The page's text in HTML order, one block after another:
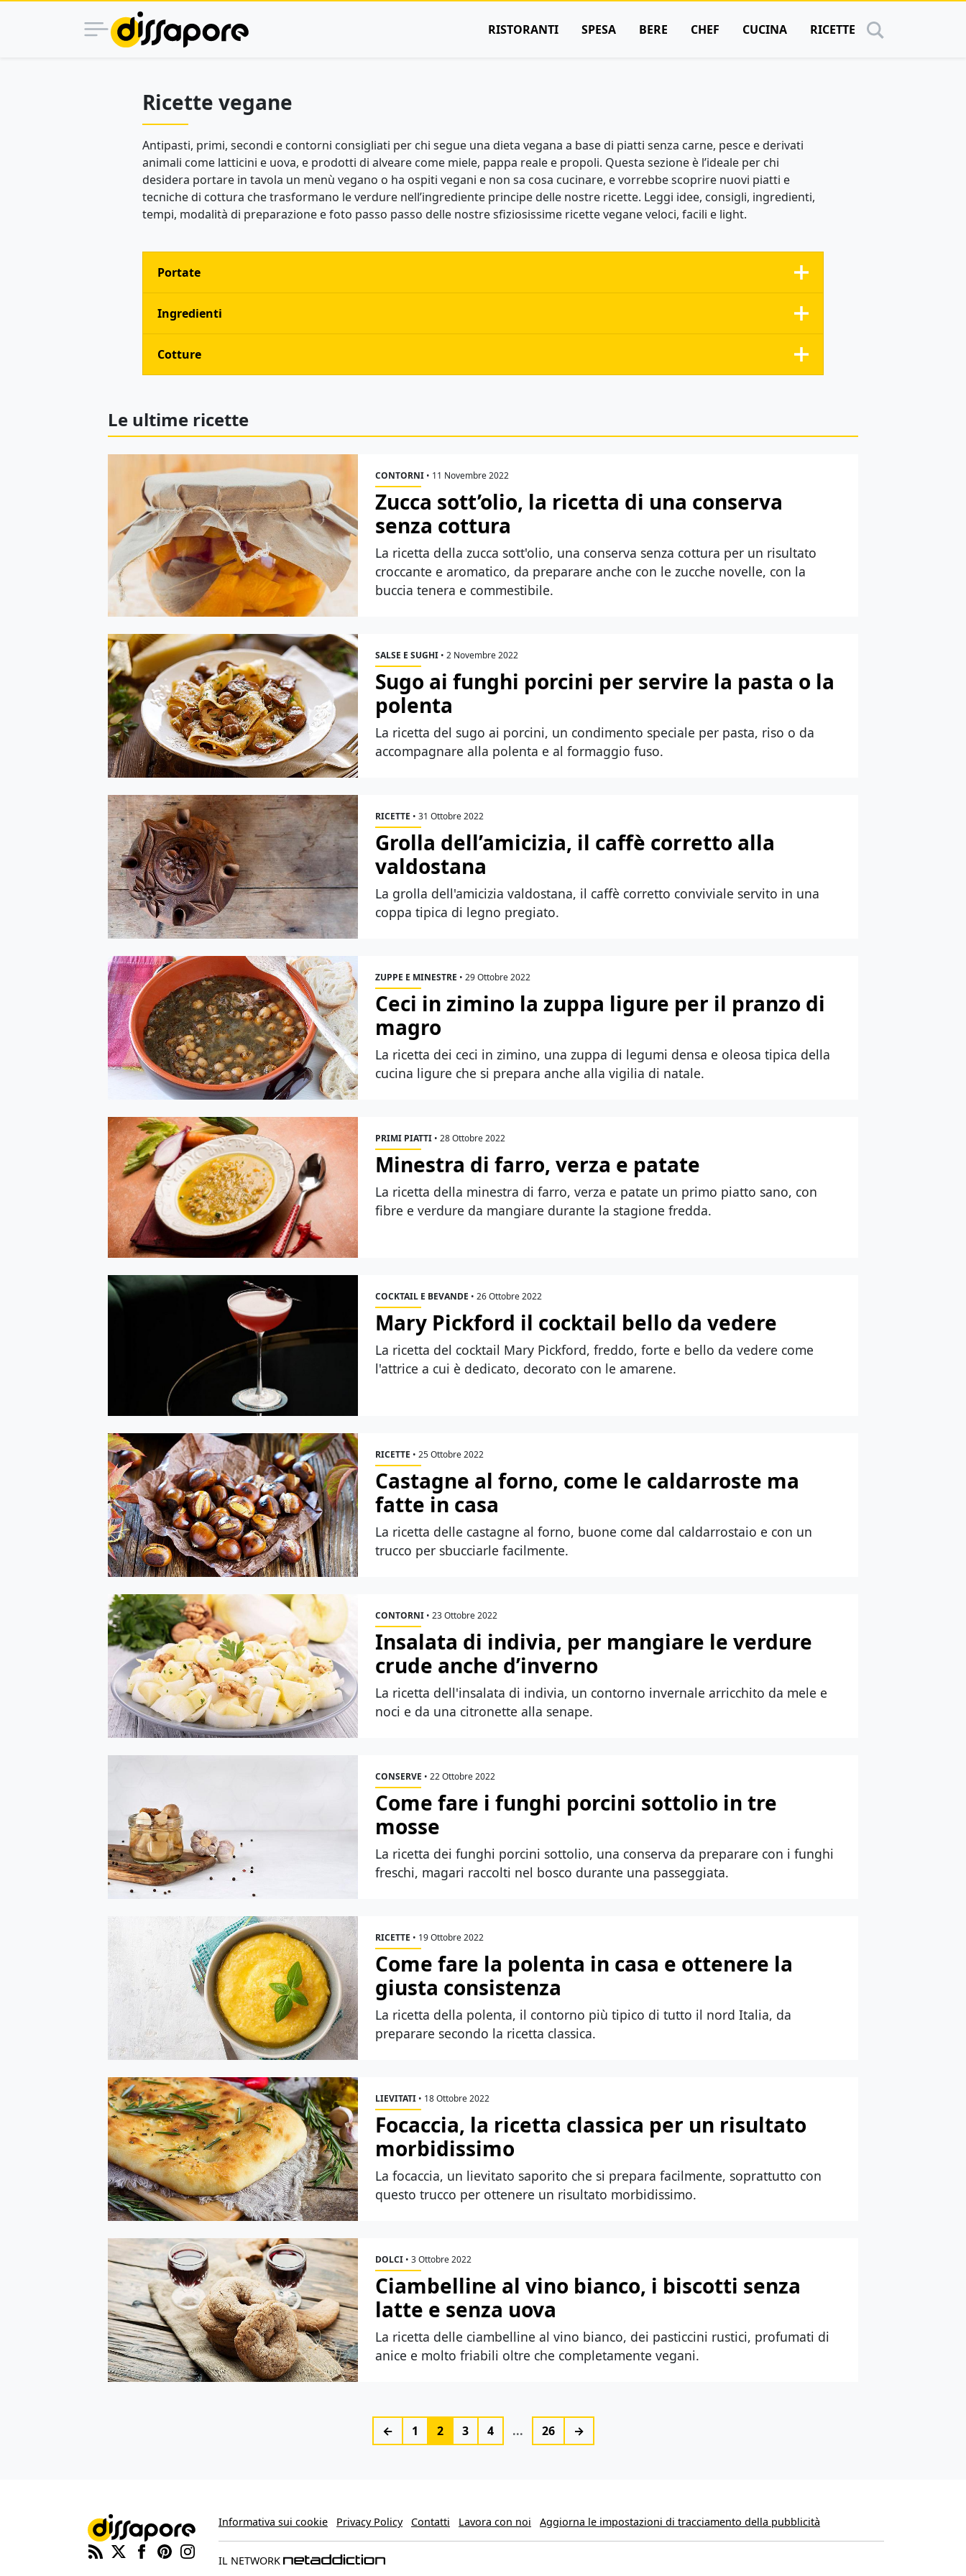
RISTORANTI SPESA BERE CHEF CUCINA RICETTE
Ricette vegane
Antipasti, primi, secondi e contorni consigliati per chi segue una dieta vegana a base di piatti senza carne, pesce e derivati
animali come latticini e uova, e prodotti di alveare come miele, pappa reale e propoli. Questa sezione è l’ideale per chi
desidera portare in tavola un menù vegano o ha ospiti vegani e non sa cosa cucinare, e vorrebbe scoprire nuovi piatti e
tecniche di cottura che trasformano le verdure nell’ingrediente principe delle nostre ricette. Leggi idee, consigli, ingredienti,
tempi, modalità di preparazione e foto passo passo delle nostre sfiziosissime ricette vegane veloci, facili e light.
Portate
Ingredienti
Cotture
Le ultime ricette
CONTORNI • 11 Novembre 2022
Zucca sott’olio, la ricetta di una conserva
senza cottura
La ricetta della zucca sott'olio, una conserva senza cottura per un risultato
croccante e aromatico, da preparare anche con le zucche novelle, con la
buccia tenera e commestibile.
SALSE E SUGHI • 2 Novembre 2022
Sugo ai funghi porcini per servire la pasta o la
polenta
La ricetta del sugo ai porcini, un condimento speciale per pasta, riso o da
accompagnare alla polenta e al formaggio fuso.
RICETTE • 31 Ottobre 2022
Grolla dell’amicizia, il caffè corretto alla
valdostana
La grolla dell'amicizia valdostana, il caffè corretto conviviale servito in una
coppa tipica di legno pregiato.
ZUPPE E MINESTRE • 29 Ottobre 2022
Ceci in zimino la zuppa ligure per il pranzo di
magro
La ricetta dei ceci in zimino, una zuppa di legumi densa e oleosa tipica della
cucina ligure che si prepara anche alla vigilia di natale.
PRIMI PIATTI • 28 Ottobre 2022
Minestra di farro, verza e patate
La ricetta della minestra di farro, verza e patate un primo piatto sano, con
fibre e verdure da mangiare durante la stagione fredda.
COCKTAIL E BEVANDE • 26 Ottobre 2022
Mary Pickford il cocktail bello da vedere
La ricetta del cocktail Mary Pickford, freddo, forte e bello da vedere come
l'attrice a cui è dedicato, decorato con le amarene.
RICETTE • 25 Ottobre 2022
Castagne al forno, come le caldarroste ma
fatte in casa
La ricetta delle castagne al forno, buone come dal caldarrostaio e con un
trucco per sbucciarle facilmente.
CONTORNI • 23 Ottobre 2022
Insalata di indivia, per mangiare le verdure
crude anche d’inverno
La ricetta dell'insalata di indivia, un contorno invernale arricchito da mele e
noci e da una citronette alla senape.
CONSERVE • 22 Ottobre 2022
Come fare i funghi porcini sottolio in tre
mosse
La ricetta dei funghi porcini sottolio, una conserva da preparare con i funghi
freschi, magari raccolti nel bosco durante una passeggiata.
RICETTE • 19 Ottobre 2022
Come fare la polenta in casa e ottenere la
giusta consistenza
La ricetta della polenta, il contorno più tipico di tutto il nord Italia, da
preparare secondo la ricetta classica.
LIEVITATI • 18 Ottobre 2022
Focaccia, la ricetta classica per un risultato
morbidissimo
La focaccia, un lievitato saporito che si prepara facilmente, soprattutto con
questo trucco per ottenere un risultato morbidissimo.
DOLCI • 3 Ottobre 2022
Ciambelline al vino bianco, i biscotti senza
latte e senza uova
La ricetta delle ciambelline al vino bianco, dei pasticcini rustici, profumati di
anice e molto friabili oltre che completamente vegani.
← 1 2 3 4 ... 26 →
Informativa sui cookie Privacy Policy Contatti Lavora con noi Aggiorna le impostazioni di tracciamento della pubblicità
IL NETWORK